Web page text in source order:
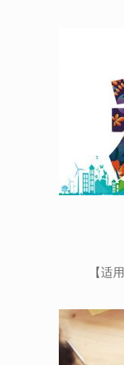
【适